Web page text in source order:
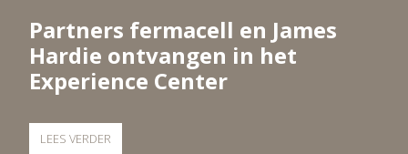
Partners fermacell en James
Hardie ontvangen in het
Experience Center
LEES VERDER